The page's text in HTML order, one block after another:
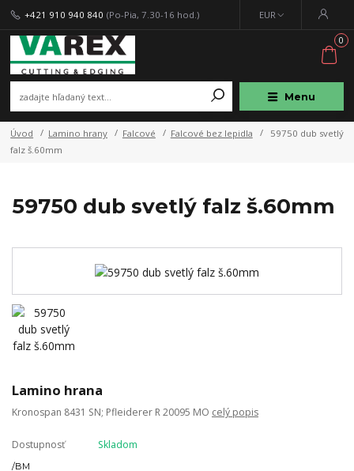
Menu
EUR
+421 910 940 840 (Po-Pia, 7.30-16 hod.)
0
Úvod Lamino hrany Falcové Falcové bez lepidla
59750 dub svetlý
falz š.60mm
59750 dub svetlý falz š.60mm
Lamino hrana
Kronospan 8431 SN; Pfleiderer R 20095 MO celý popis
Dostupnosť Skladom
/BM